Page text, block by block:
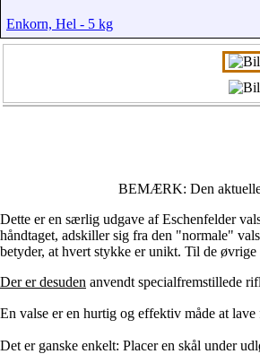
Enkorn, Hel - 5 kg
BEMÆRK: Den aktuelle
Dette er en særlig udgave af Eschenfelder
håndtaget, adskiller sig fra den "normale"
betyder, at hvert stykke er unikt. Til de
Der er desuden anvendt specialfremstillede
En valse er en hurtig og effektiv måde at
Det er ganske enkelt: Placer en skål under